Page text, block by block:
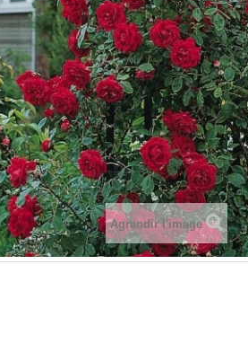
Agrandir l'image